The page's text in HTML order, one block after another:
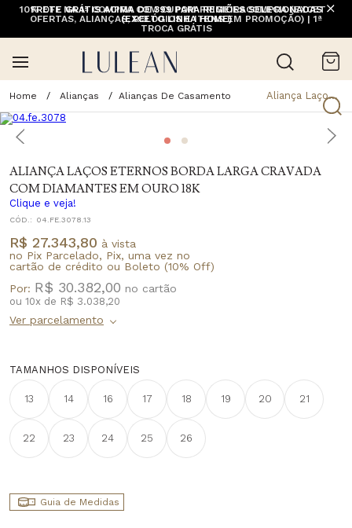
10% OFF NA 1ª COMPRA COM CUPOM PRIMEIRACOMPRA (EXCETO
OFERTAS, ALIANÇAS, RELÓGIOS E ITENS EM PROMOÇÃO) | 1ª
TROCA GRÁTIS
FRETE GRÁTIS ACIMA DE 399 PARA REGIÕES SELECIONADAS
(EXCETO LINHA HOME)
Alianças Alianças De Casamento Aliança Laços Eternos Borda Larga Cravada Com Diamantes Em Ouro 18K
ALIANÇA LAÇOS ETERNOS BORDA LARGA CRAVADA
COM DIAMANTES EM OURO 18K
Clique e veja!
CÓD.: 04.FE.3078.13
R$ 27.343,80 à vista
no Pix Parcelado, Pix, uma vez no
cartão de crédito ou Boleto (10% Off)
Por: R$ 30.382,00
ou 10x de R$ 3.038,20
TAMANHOS DISPONÍVEIS
13 14 16 17 18 19 20 21
22 23 24 25 26
Guia de Medidas